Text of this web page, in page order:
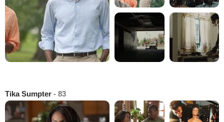
Tika Sumpter - 83